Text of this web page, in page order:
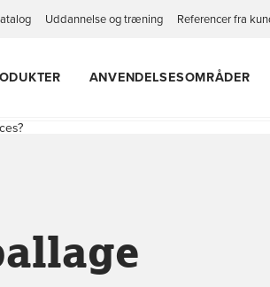
Uddannelse og træning Referencer fra
ANVENDELSESOMRÅDER